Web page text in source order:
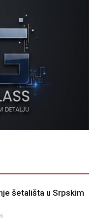
šetališta u Srpskim